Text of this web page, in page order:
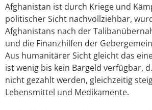
Afghanistan ist durch Kriege und
politischer Sicht nachvollziehbar,
Afghanistans nach der
und die Finanzhilfen der
Aus humanitärer Sicht gleicht das
ist wenig bis kein Bargeld verfügbar,
nicht gezahlt werden, gleichzeitig
Lebensmittel und Medikamente.